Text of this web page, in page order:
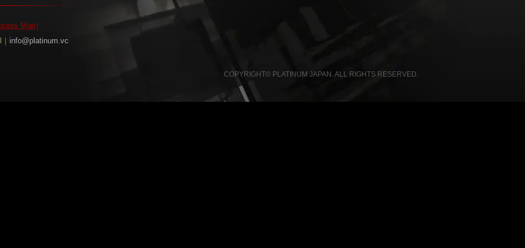
Map］
info@platinum.vc
COPYRIGHT© PLATINUM JAPAN. ALL RIGHTS RESERVED.